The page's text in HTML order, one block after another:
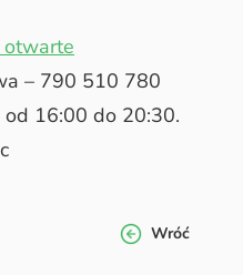
otwarte
– 790 510 780
od 16:00 do 20:30.
Wróć